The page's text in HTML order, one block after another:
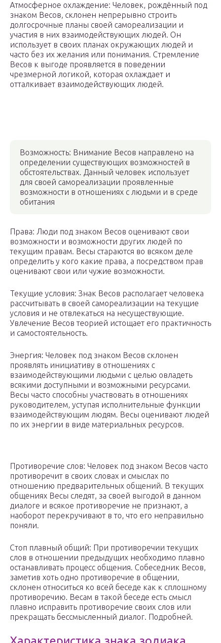
Атмосферное охлаждение: Человек, рождённый под
знаком Весов, склонен непрерывно строить
долгосрочные планы своей самореализации и
участия в них взаимодействующих людей. Он
использует в своих планах окружающих людей и
часто без их желания или понимания. Стремление
Весов к выгоде проявляется в поведении
чрезмерной логикой, которая охлаждает и
отталкивает взаимодействующих людей.
Возможность: Внимание Весов направлено на
определении существующих возможностей в
обстоятельствах. Данный человек использует
для своей самореализации проявленные
возможности в отношениях с людьми и в среде
обитания
Права: Люди под знаком Весов оценивают свои
возможности и возможности других людей по
текущим правам. Весы стараются во всяком деле
определить у кого какие права, а посредством прав
оценивают свои или чужие возможности.
Текущие условия: Знак Весов располагает человека
рассчитывать в своей самореализации на текущие
условия и не отвлекаться на несуществующие.
Увлечение Весов теорией истощает его практичность
и самостоятельность.
Энергия: Человек под знаком Весов склонен
проявлять инициативу в отношениях с
взаимодействующими людьми с целью овладеть
всякими доступными и возможными ресурсами.
Весы часто способны участвовать в отношениях
руководителем, уступая исполнительные функции
взаимодействующим людям. Весы оценивают людей
по их энергии в виде материальных ресурсов.
Противоречие слов: Человек под знаком Весов часто
противоречит в своих словах и смыслах по
отношению предварительных общений. В текущих
общениях Весы следят, за своей выгодой в данном
диалоге и всякое противоречие не признают, а
наоборот перекручивают в то, что его неправильно
поняли.
Стоп плавный общий: При противоречии текущих
слов в отношении предыдущих необходимо плавно
останавливать процесс общения. Собеседник Весов,
заметив хоть одно противоречие в общении,
склонен относиться ко всей беседе как к сплошному
противоречию. Весам в такой беседе есть смысл
плавно исправить противоречие своих слов или
прекращать бессмысленный диалог. Подробней.